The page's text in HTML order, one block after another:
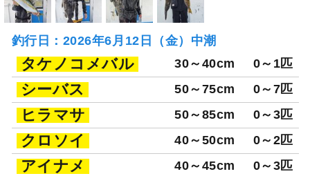
釣行日：2026年6月12日（金）中潮
タケノコメバル 30～40cm 0～1匹
シーバス 50～75cm 0～7匹
ヒラマサ 50～85cm 0～3匹
クロソイ 40～50cm 0～2匹
アイナメ 40～45cm 0～3匹